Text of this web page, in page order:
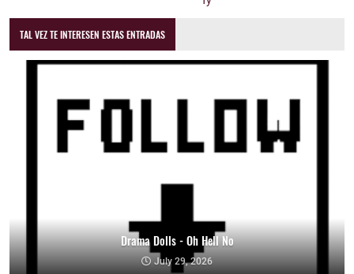
TAL VEZ TE INTERESEN ESTAS ENTRADAS
Drama Dolls - Oh Hell No
July 29, 2026